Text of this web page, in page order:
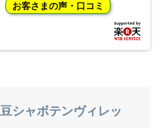
お客さまの声・口コミ
シャボテンヴィレッ